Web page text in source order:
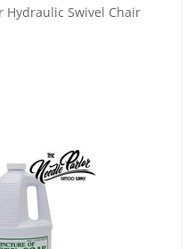
Hydraulic Swivel Chair